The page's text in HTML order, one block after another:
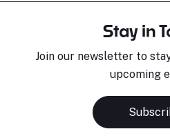
Stay in
Join our newsletter to
upcoming